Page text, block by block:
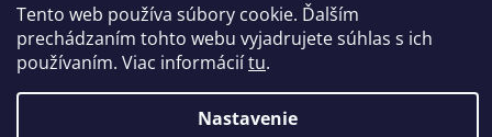
Tento web používa súbory cookie. Ďalším
prechádzaním tohto webu vyjadrujete súhlas s ich
používaním. Viac informáciítu.
Nastavenie